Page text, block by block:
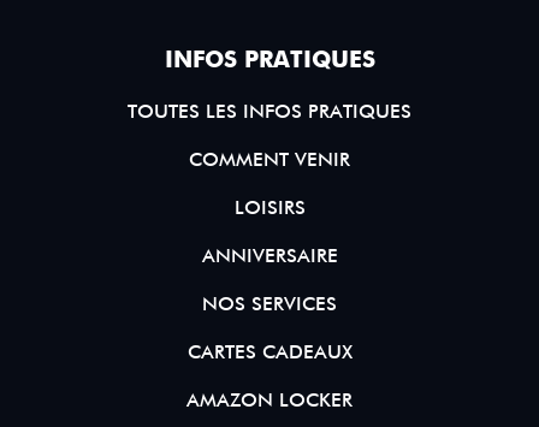
INFOS PRATIQUES
TOUTES LES INFOS PRATIQUES
COMMENT VENIR
LOISIRS
ANNIVERSAIRE
NOS SERVICES
CARTES CADEAUX
AMAZON LOCKER